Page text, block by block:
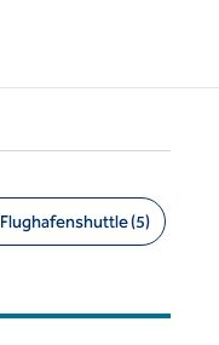
Flughafenshuttle (5)